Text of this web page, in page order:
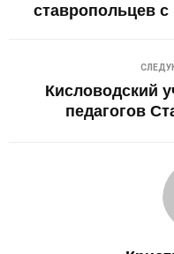
ставропольцев с
Кисловодский
педагогов